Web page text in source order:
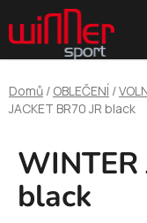
na
obsah
Domů / OBLEČENÍ /
JACKET BR70 JR black
WINTER
black